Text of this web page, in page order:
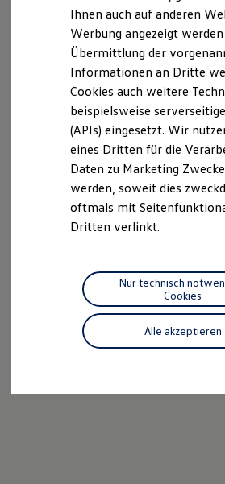
Fußball Drop
we drive football
#wedriveproud
Besitzer und Service
myVolkswagen
Software Updates
Service und Ersatzteile
Inspektion und HU/AU
Reparaturen und Checks
Motorenöl und
Räder und Reifen
Pannen- und
Economy Service
Volkswagen Teile
Zubehör
Modellspezifisches
Individualisieren
Wallbox und Ladekabel
Digitale Extras
Dienste für Ihr Modell
Volkswagen Apps,
Handy und Fahrzeug
Vorgängermodelle
MOBILEN ONLINE-DIENSTE der
, VW Comfort &
Ihnen auch auf anderen
Werbung angezeigt
Übermittlung der
Informationen an Dritte
Cookies auch weitere
beispielsweise
(APIs) eingesetzt. Wir
eines Dritten für die
Daten zu Marketing
werden, soweit dies
oftmals mit
Dritten verlinkt.
Alle akzeptieren
Nur technisch
Cookies